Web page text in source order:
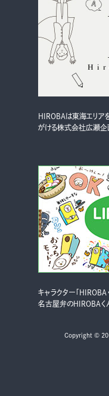
HIROBAは東海エリア
がける株式会社広瀬企
キャラクター「
名古屋弁のHIROBAく
Copyright ©